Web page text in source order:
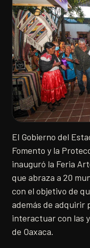
El Gobierno del
Fomento y la
inauguró la Feria
que abraza a 20
con el objetivo de
además de adquirir
interactuar con las
de Oaxaca.